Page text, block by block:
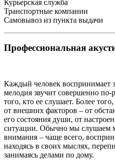
Курьерская служба
Транспортные компании
Самовывоз из пункта выдачи
Профессиональная
Каждый человек воспринимает
мелодия звучит совершенно по-
того, кто ее слушает. Более
от внешних факторов – от
его состояния души, от
ситуации. Обычно мы слушаем
внимания – чаще всего,
находясь в своих мыслях,
занимаясь делами по дому.